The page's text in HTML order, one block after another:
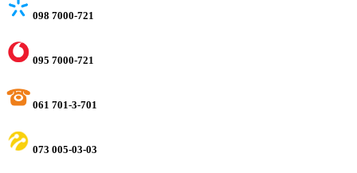
098 7000-721
095 7000-721
061 701-3-701
073 005-03-03